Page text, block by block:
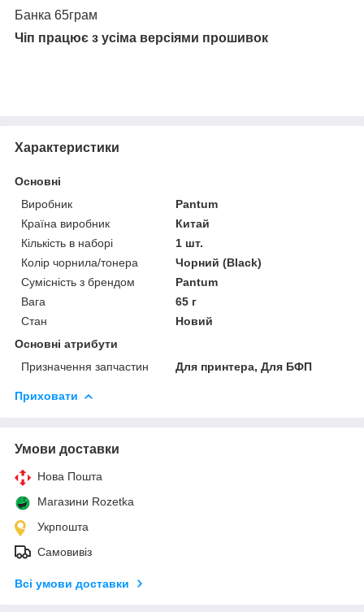
Банка 65грам
Чіп працює з усіма версіями прошивок
Характеристики
Основні
Виробник
Pantum
Країна виробник
Китай
Кількість в наборі
1 шт.
Колір чорнила/тонера
Чорний (Black)
Сумісність з брендом
Pantum
Вага
65 г
Стан
Новий
Основні атрибути
Призначення запчастин
Для принтера, Для БФП
Приховати
Умови доставки
Нова Пошта
Магазини Rozetka
Укрпошта
Самовивіз
Всі умови доставки